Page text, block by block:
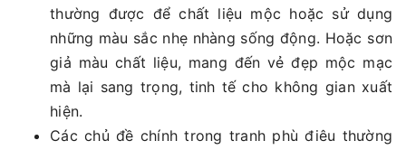
thường được để chất liệu mộc hoặc sử dụng
những màu sắc nhẹ nhàng sống động. Hoặc sơn
giả màu chất liệu, mang đến vẻ đẹp mộc mạc
mà lại sang trọng, tinh tế cho không gian xuất
hiện.
Các chủ đề chính trong tranh phù điêu thường